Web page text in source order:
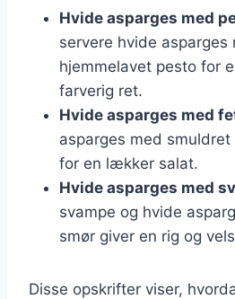
Hvide asparges med
servere hvide asparges
hjemmelavet pesto for
farverig ret.
Hvide asparges med
asparges med
for en lækker salat.
Hvide asparges med
svampe og hvide
smør giver en rig og
Disse opskrifter viser,